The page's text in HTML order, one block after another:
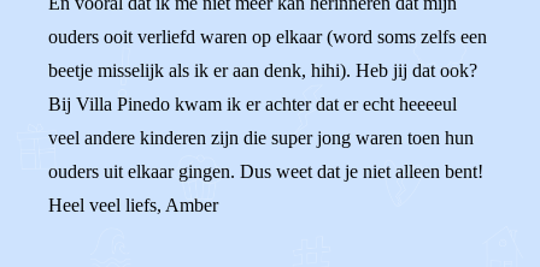
ouders ooit verliefd waren op elkaar (word soms zelfs een
beetje misselijk als ik er aan denk, hihi). Heb jij dat ook?
Bij Villa Pinedo kwam ik er achter dat er echt heeeeul
veel andere kinderen zijn die super jong waren toen hun
ouders uit elkaar gingen. Dus weet dat je niet alleen bent!
Heel veel liefs, Amber